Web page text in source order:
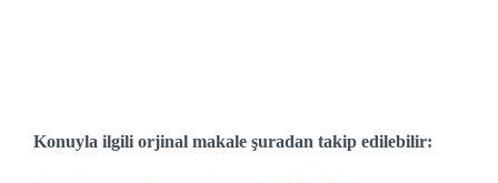
Konuyla ilgili orjinal makale şuradan takip edilebilir: